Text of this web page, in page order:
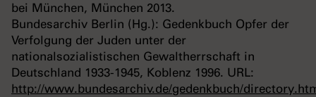
bei München, München 2013.
Bundesarchiv Berlin (Hg.): Gedenkbuch Opfer der
Verfolgung der Juden unter der
nationalsozialistischen Gewaltherrschaft in
Deutschland 1933-1945, Koblenz 1996. URL:
http://www.bundesarchiv.de/gedenkbuch/